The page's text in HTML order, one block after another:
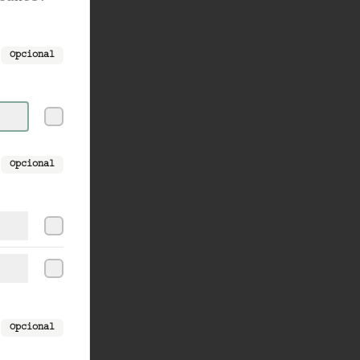
Opcional
Opcional
Opcional